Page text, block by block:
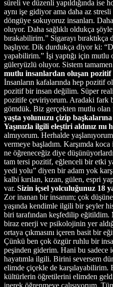
süreli ve düzenli yapıldığında ise
aynı işe gidiyor ama daha az
döngüye sokuyoruz insanları.
oluyor. Daha sağlıklı oldukça
bırakabilirim.” Sigarayı
başlıyor. Dik durdukça diyor ki:
yapabilirim.” İşi yaptığı için
güleryüzlü oluyor. Sistem
mutlu insanlardan oluşan
İnsanların kafalarında hep pozitif
pozitif bir insan değilim. Süper
pozitife çeviriyorum. Aradaki fark
gömdük. Biz gerçekten mutlu olan
yaşta yolunuzu çizip başkalarına
Yaşınızla ilgili eleştiri aldınız mı
almıyorum. Herhalde
vermeye başladım. Karşımda
ne öğreneceğiz diye
tam tersi pozitif, eğlenceli bir etki
yedi yolu” diyen bir adam yok
kalbi kırılan, kızan, gülen, espri
var. Sizin içsel yolculuğunuz 18
Zor inanan bir insanım; çok
yaşında kendimle ilgili bir şeyler
biri tarafından keşfedilip eğitildim.
biraz enerji ve psikolojinin yer
ortaya çıkmasını içeren basit bir
Çünkü ben çok özgür ruhlu bir
peşinden giderim. Hani bu sadece
hayatımla ilgili. Birini seversem
elimde çiçekle de karşılayabilirim.
kültürlerin öğretilerini elimden
inerek öğrenmeye çalışıyorum.